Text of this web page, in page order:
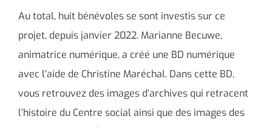
Au total, huit bénévoles se sont investis sur ce
projet, depuis janvier 2022. Marianne Becuwe,
animatrice numérique, a créé une BD numérique
avec l’aide de Christine Maréchal. Dans cette BD,
vous retrouvez des images d’archives qui retracent
l’histoire du Centre social ainsi que des images des